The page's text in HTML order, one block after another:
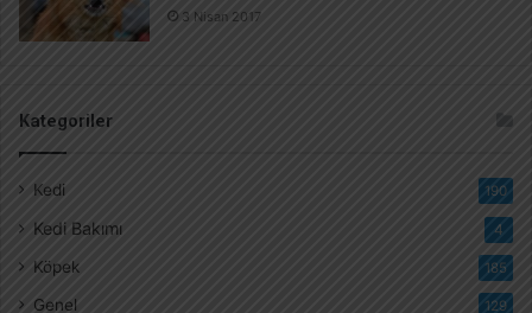
3 Nisan 2017
Kategoriler
Kedi 190
Kedi Bakımı 4
Köpek 185
Genel 129